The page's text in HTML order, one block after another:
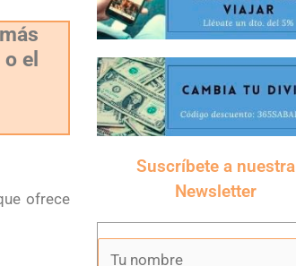
el
ofrece
Suscríbete a nuestra
Newsletter